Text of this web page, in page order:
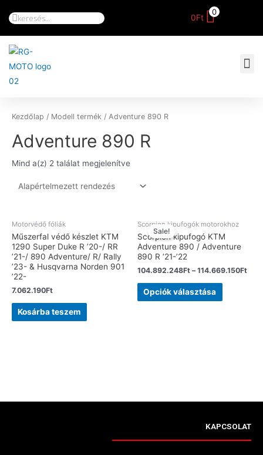
0Ft
0
Kezdőlap / Modell termék / Adventure 890 R
Adventure 890 R
Mind a(z) 2 találat megjelenítve
Motorvédő fóliák
Műszerfal védő készlet KTM
1290 Super Duke R ’20-/ RR
’21-/ 890 Adventure/ R/ Rally
’23- & Husqvarna Norden 901
’22-
7.062.190Ft
Kosárba teszem
Sale!
Scorpion kipufogók motorokhoz
Scorpion kipufogó KTM
Adventure 890 / Adventure
890 R ’21-’22
104.892.248Ft –114.669.150Ft
Opciók választása
KAPCSOLAT